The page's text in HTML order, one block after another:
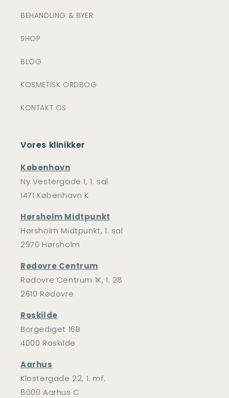
BEHANDLING & BYER
SHOP
BLOG
KOSMETISK ORDBOG
KONTAKT OS
Vores klinikker
København
Ny Vestergade 1, 1. sal
1471 København K
Hørsholm Midtpunkt
Hørsholm Midtpunkt, 1. sal
2970 Hørsholm
Rødovre Centrum
Rødovre Centrum 1K, 1. 28
2610 Rødovre
Roskilde
Borgediget 16B
4000 Roskilde
Aarhus
Klostergade 22, 1. mf.
8000 Aarhus C